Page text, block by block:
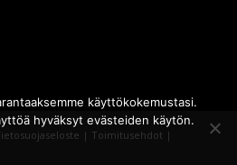
| Toimitusehdot |
käyttökokemustasi.
hyväksyt evästeiden käytön.